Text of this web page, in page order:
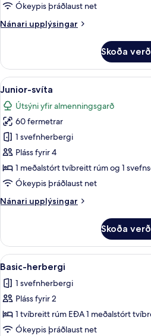
balcony
Ókeypis þráðlaust net
Nánari upplýsingar
Nánari
Suite
sea
view
Skoða
Skoða
allar
myndir
fyrir
Junior-
svíta
8
Junior-svíta
Útsýni yfir almenningsgarð
60 fermetrar
1 svefnherbergi
Pláss fyrir 4
1 meðalstórt tvíbreitt rúm og 1
Ókeypis þráðlaust net
Nánari upplýsingar
Nánari
svíta
Skoða
Skoða
allar
myndir
fyrir
Basic-
herbergi
3
Basic-herbergi
1 svefnherbergi
Pláss fyrir 2
1 tvíbreitt rúm EÐA 1 meðalstórt
Ókeypis þráðlaust net